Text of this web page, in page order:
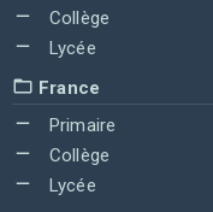
Collège
Lycée
France
Primaire
Collège
Lycée